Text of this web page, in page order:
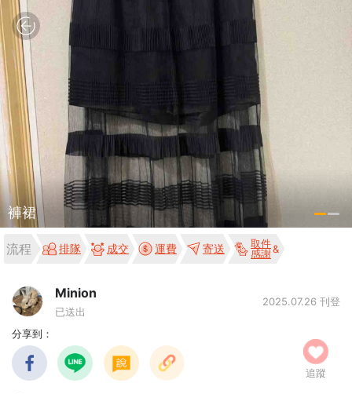
褲裙
流程 排隊 成交 運費 寄送
取件
感謝
Minion
已送出
2025.07.26 刊登
分享到：
追蹤